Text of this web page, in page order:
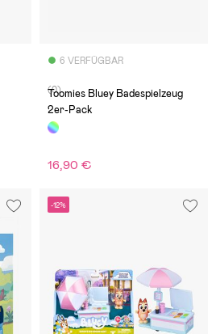
6 VERFÜGBAR
(0)
Toomies Bluey Badespielzeug
2er-Pack
16,90 €
-12%